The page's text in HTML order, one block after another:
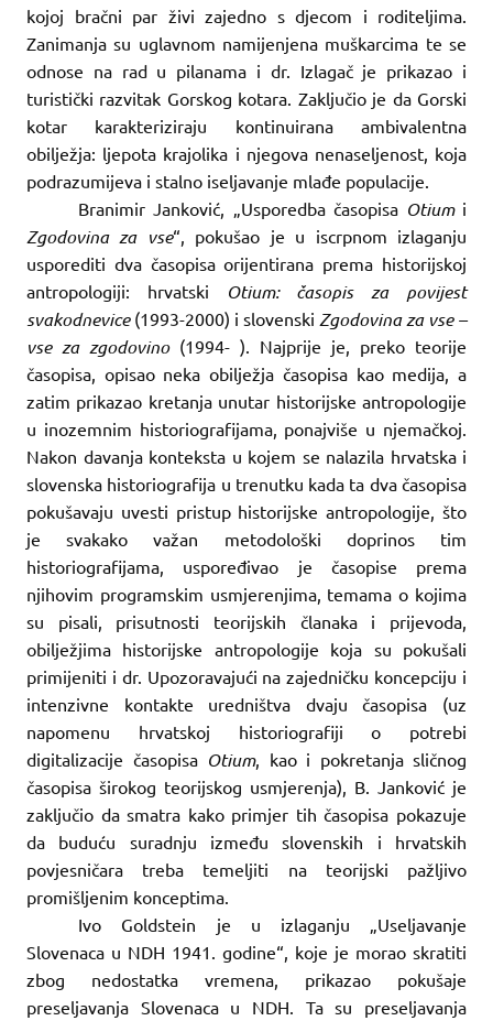
kojoj bračni par živi zajedno s djecom i roditeljima.
Zanimanja su uglavnom namijenjena muškarcima te se
odnose na rad u pilanama i dr. Izlagač je prikazao i
turistički razvitak Gorskog kotara. Zaključio je da Gorski
kotar karakteriziraju kontinuirana ambivalentna
obilježja: ljepota krajolika i njegova nenaseljenost, koja
podrazumijeva i stalno iseljavanje mlađe populacije.
Branimir Janković, „Usporedba časopisa Otiumi
Zgodovina za vse“, pokušao je u iscrpnom izlaganju
usporediti dva časopisa orijentirana prema historijskoj
antropologiji: hrvatski
Otium: časopis za povijest
svakodnevice(1993-2000) i slovenski Zgodovina za vse –
vse za zgodovino(1994- ). Najprije je, preko teorije
časopisa, opisao neka obilježja časopisa kao medija, a
zatim prikazao kretanja unutar historijske antropologije
u inozemnim historiografijama, ponajviše u njemačkoj.
Nakon davanja konteksta u kojem se nalazila hrvatska i
slovenska historiografija u trenutku kada ta dva časopisa
pokušavaju uvesti pristup historijske antropologije, što
je svakako važan metodološki doprinos tim
historiografijama, uspoređivao je časopise prema
njihovim programskim usmjerenjima, temama o kojima
su pisali, prisutnosti teorijskih članaka i prijevoda,
obilježjima historijske antropologije koja su pokušali
primijeniti i dr. Upozoravajući na zajedničku koncepciju i
intenzivne kontakte uredništva dvaju časopisa (uz
napomenu hrvatskoj historiografiji o potrebi
digitalizacije časopisa Otium, kao i pokretanja sličnog
časopisa širokog teorijskog usmjerenja), B. Janković je
zaključio da smatra kako primjer tih časopisa pokazuje
da buduću suradnju između slovenskih i hrvatskih
povjesničara treba temeljiti na teorijski pažljivo
promišljenim konceptima.
Ivo Goldstein je u izlaganju „Useljavanje
Slovenaca u NDH 1941. godine“, koje je morao skratiti
zbog nedostatka vremena, prikazao pokušaje
preseljavanja Slovenaca u NDH. Ta su preseljavanja